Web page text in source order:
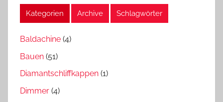
Kategorien Archive Schlagwörter
Baldachine (4)
Bauen (51)
Diamantschliffkappen (1)
Dimmer (4)